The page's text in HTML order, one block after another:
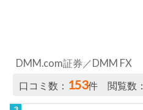
DMM.com証券／DMM FX
口コミ数： 153件 閲覧数：